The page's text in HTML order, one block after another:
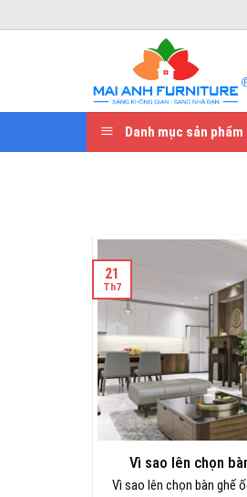
qua
Danh mục sản phẩm
Vì sao lên chọn
Vì sao lên chọn bàn ghế
21
Th7